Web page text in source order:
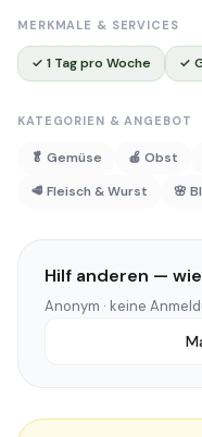
MERKMALE & SERVICES
✓ 1 Tag pro Woche ✓
KATEGORIEN & ANGEBOT
🥬 Gemüse 🍎 Obst
🥩 Fleisch & Wurst
🌸
Hilf anderen —
Anonym · keine